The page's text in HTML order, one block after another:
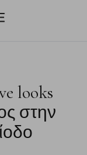
looks
στην